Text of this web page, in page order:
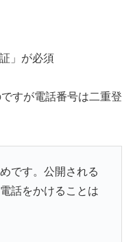
」が必須
すが電話番号は二重登
です。公開される
話をかけることは